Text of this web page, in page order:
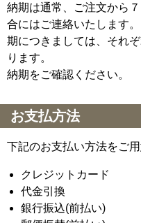
納期は通常、ご注文から
合にはご連絡いたします
期につきましては、それ
ります。
納期をご確認ください。
お支払方法
下記のお支払い方法をご用
クレジットカード
代金引換
銀行振込(前払い)